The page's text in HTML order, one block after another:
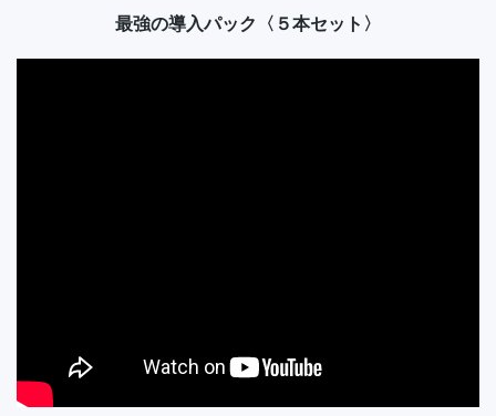
最強の導入パック〈５本セット〉